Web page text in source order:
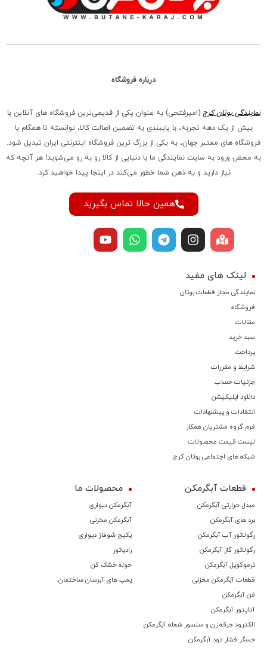
درباره فروشگاه
نمایندگی بوتان کرج (امیرفتحی) به عنوان یکی از قدیمی‌ترین فروشگاه های آنلاین با
بیش از یک دهه تجربه، با پایبندی به تضمین اصالت کالا، توانسته تا همگام با
فروشگاه‌ های معتبر جهان، به یکی از بزرگ‌ ترین فروشگاه اینترنتی ایران تبدیل شود.
به محض ورود به سایت نمایندگی ما با دنیایی از کالا رو به رو می‌شوید! هر آنچه که
نیاز دارید و به ذهن شما خطور می‌کند در اینجا پیدا خواهید کرد.
همین حالا تماس بگیرید
لینک های مفید
نمایندگی مجاز قطعات بوتان
فروشگاه
مقالات
سبد خرید
پرداخت
شرایط و مقررات
جزئیات حساب
دانلود اپلیکیشن
انتقادات و پیشنهادات
فرم گروه مشتریان همکار
لیست قیمت محصولات
شبکه های اجتماعی بوتان کرج
قطعات آبگرمکن
مبدل حرارتی آبگرمکن
برد های آبگرمکن
رگولاتور آب آبگرمکن
رگولاتور گاز آبگرمکن
ترموكوپل آبگرمکن
قطعات آبگرمکن مخزنی
فن آبگرمکن
آداپتور آبگرمکن
الکترود جرقه زن و سنسور شعله آبگرمکن
حسگر فشار دود آبگرمکن
محصولات ما
آبگرمکن دیواری
آبگرمکن مخزنی
پکیج شوفاژ دیواری
رادیاتور
حوله خشک کن
پمپ های آبرسان ساختمان